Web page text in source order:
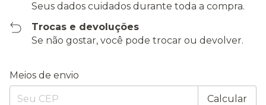
Seus dados cuidados durante toda a compra.
Trocas e devoluções
Se não gostar, você pode trocar ou devolver.
Entregas para o CEP:
Meios de envio
Calcular